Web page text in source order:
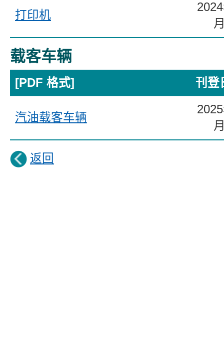
打印机
载客车辆
[PDF 格式] 刊登
汽油载客车辆
返回